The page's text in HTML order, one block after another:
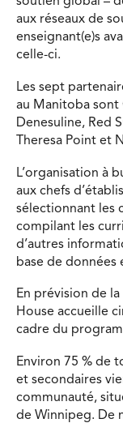
aux réseaux de
enseignant(e)s
celle-ci.
Les sept
au Manitoba sont
Denesuline, Red
Theresa Point et
L’organisation à
aux chefs
sélectionnant les
compilant les
d’autres
base de données
En prévision de
House accueille
cadre du
Environ 75 % de
et secondaires
communauté,
de Winnipeg. De